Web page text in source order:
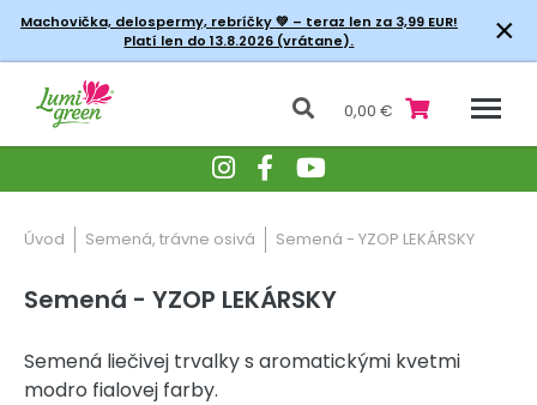
Machovička, delospermy, rebríčky💚 – teraz len za 3,99 EUR!
Platí len do 13.8.2026 (vrátane).
×
0,00 €
Úvod Semená, trávne osivá Semená - YZOP LEKÁRSKY
Semená - YZOP LEKÁRSKY
Semená liečivej trvalky s aromatickými kvetmi
modro fialovej farby.